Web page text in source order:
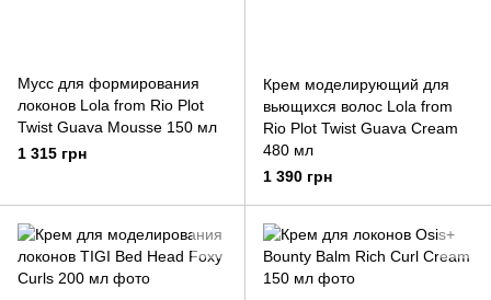
Мусс для формирования
локонов Lola from Rio Plot
Twist Guava Mousse 150 мл
1 315 грн
Крем моделирующий для
вьющихся волос Lola from
Rio Plot Twist Guava Cream
480 мл
1 390 грн